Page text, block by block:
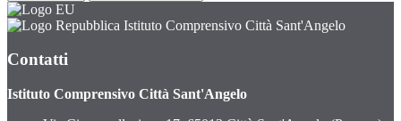
Istituto Comprensivo Città Sant'Angelo
Contatti
Istituto Comprensivo Città Sant'Angelo